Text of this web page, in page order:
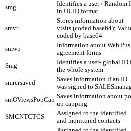
smg
Identifies a user / Random
in UUID format
smvr
Stores information about
visits (coded base64);
coded by base64
smwp
Information about Web
agreement forms
Smg
Identifies a user- global ID
the whole system
smrcrsaved
Saves information if an ID
was signed to
smOViewsPopCap Saves information about
up capping
SMCNTCTGS
Assigned to the identified
and monitored contacts